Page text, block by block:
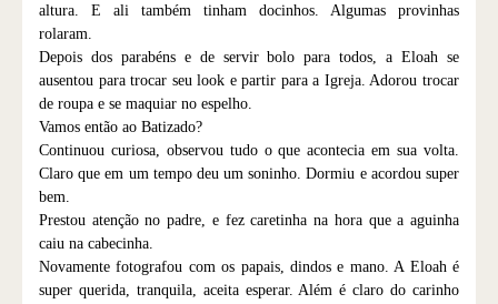
altura. E ali também tinham docinhos. Algumas provinhas
rolaram.
Depois dos parabéns e de servir bolo para todos, a Eloah se
ausentou para trocar seu look e partir para a Igreja. Adorou trocar
de roupa e se maquiar no espelho.
Vamos então ao Batizado?
Continuou curiosa, observou tudo o que acontecia em sua volta.
Claro que em um tempo deu um soninho. Dormiu e acordou super
bem.
Prestou atenção no padre, e fez caretinha na hora que a aguinha
caiu na cabecinha.
Novamente fotografou com os papais, dindos e mano. A Eloah é
super querida, tranquila, aceita esperar. Além é claro do carinho